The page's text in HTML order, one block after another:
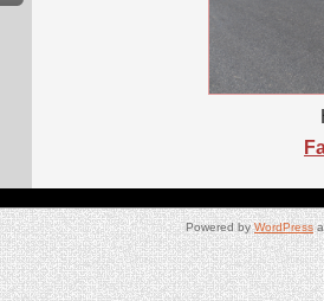
Powered byWordPress